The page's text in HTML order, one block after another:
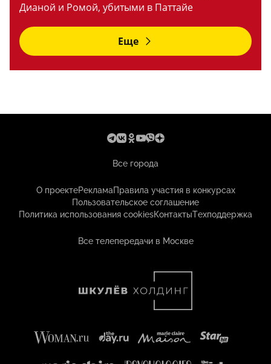
Дианой и Ромой, убитыми в Паттайе
Еще
Все города
О проектеРекламаПравила участия в конкурсах
Пользовательское соглашение
Политика использования cookiesКонтактыТехподдержка
Все телепередачи в Москве